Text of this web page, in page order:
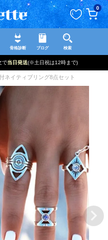
0
骨格診断 ブログ 検索
で当日発送(※土日祝は12時まで)
ネイティブリング8点セット
ペー
ジト
ップ